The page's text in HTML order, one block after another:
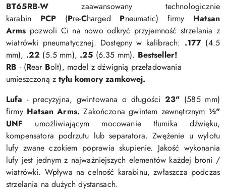
BT65RB-W zaawansowany technologicznie
karabin PCP (Pre-Charged Pneumatic) firmy
Hatsan
Arms pozwoli Ci na nowo odkryć przyjemność strzelania z
wiatrówki pneumatycznej. Dostępny w kalibrach: .177 (4.5
mm), .22 (5.5 mm), .25 (6.35 mm). Bestseller!
RB - (Rear Bolt), model z dźwignią przeładowania
umieszczoną z tyłu komory zamkowej.
Lufa - precyzyjna, gwintowana o długości 23" (585 mm)
firmy Hatsan Arms. Zakończona gwintem zewnętrznym ½"
UNF
umożliwiającym mocowanie tłumika dźwięku,
kompensatora podrzutu lub separatora. Zwężenie u wylotu
lufy zwane czokiem poprawia skupienie. Jakość wykonania
lufy jest jednym z najważniejszych elementów każdej broni /
wiatrówki. Wpływa na celność karabinu, zwłaszcza podczas
strzelania na dużych dystansach.